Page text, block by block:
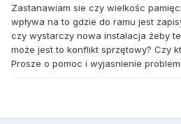
Zastanawiam sie czy wielkośc
wpływa na to gdzie do ramu jest
czy wystarczy nowa instalacja żeby
może jest to konflikt sprzętowy? Czy
Prosze o pomoc i wyjasnienie